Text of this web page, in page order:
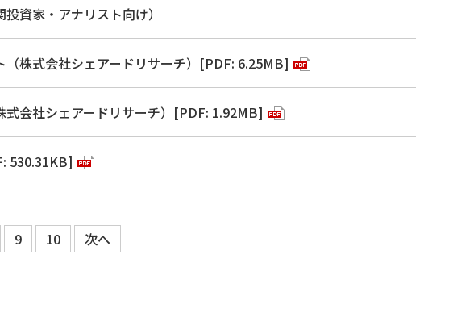
資家・アナリスト向け）
株式会社シェアードリサーチ）[PDF: 6.25MB]
会社シェアードリサーチ）[PDF: 1.92MB]
530.31KB]
9 10 次へ